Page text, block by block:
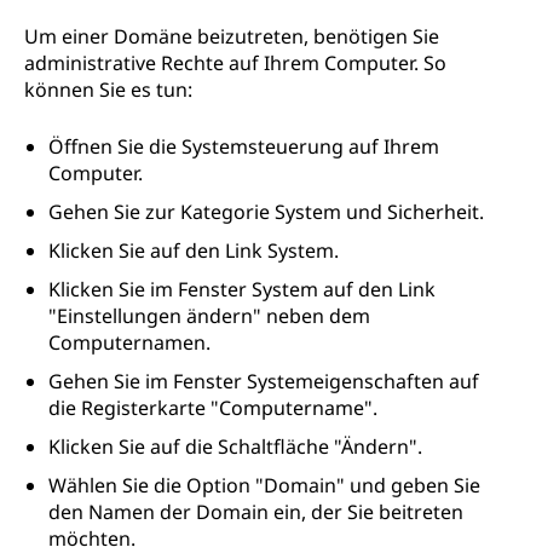
Um einer Domäne beizutreten, benötigen Sie
administrative Rechte auf Ihrem Computer. So
können Sie es tun:
Öffnen Sie die Systemsteuerung auf Ihrem
Computer.
Gehen Sie zur Kategorie System und Sicherheit.
Klicken Sie auf den Link System.
Klicken Sie im Fenster System auf den Link
"Einstellungen ändern" neben dem
Computernamen.
Gehen Sie im Fenster Systemeigenschaften auf
die Registerkarte "Computername".
Klicken Sie auf die Schaltfläche "Ändern".
Wählen Sie die Option "Domain" und geben Sie
den Namen der Domain ein, der Sie beitreten
möchten.